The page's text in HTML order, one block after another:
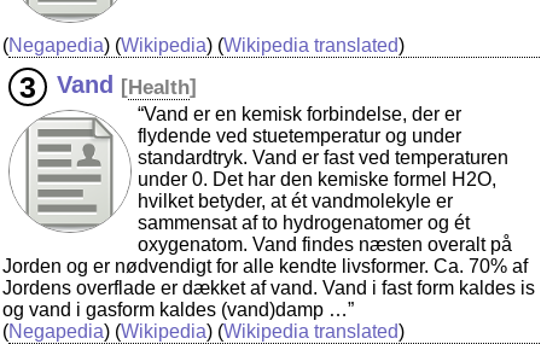
(Negapedia) (Wikipedia) (Wikipedia translated)
Vand [Health]
“Vand er en kemisk forbindelse, der er
flydende ved stuetemperatur og under
standardtryk. Vand er fast ved temperaturen
under 0. Det har den kemiske formel H2O,
hvilket betyder, at ét vandmolekyle er
sammensat af to hydrogenatomer og ét
oxygenatom. Vand findes næsten overalt på
Jorden og er nødvendigt for alle kendte livsformer. Ca. 70% af
Jordens overflade er dækket af vand. Vand i fast form kaldes is
og vand i gasform kaldes (vand)damp …”
(Negapedia) (Wikipedia) (Wikipedia translated)